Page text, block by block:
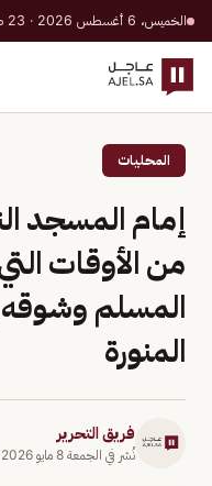
الخميس، 6 أغسطس 2026 · 23 صفر 1448 هـ
المحليات
إمام المسجد
من الأوقات
المسلم وشوقه
المنورة
فريق التحرير
نُشر في الجمعة 8 مايو 2026